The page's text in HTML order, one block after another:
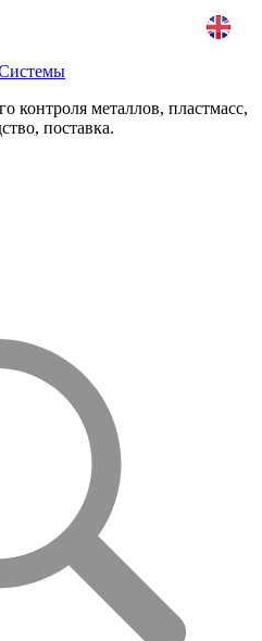
контроля металлов, пластмасс,
поставка.